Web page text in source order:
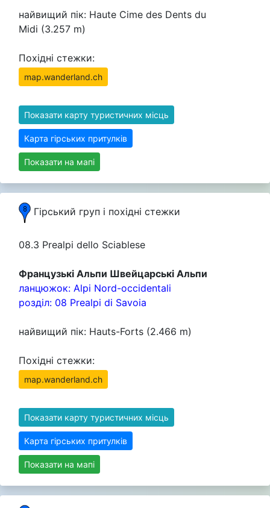
найвищий пік: Haute Cime des Dents du
Midi (3.257 m)
Похідні стежки:
map.wanderland.ch
Показати карту туристичних місць
Карта гірських притулків
Показати на мапі
Гірський груп i похідні стежки
08.3 Prealpi dello Sciablese
Французькі Альпи Швейцарські Альпи
ланцюжок: Alpi Nord-occidentali
розділ: 08 Prealpi di Savoia
найвищий пік: Hauts-Forts (2.466 m)
Похідні стежки:
map.wanderland.ch
Показати карту туристичних місць
Карта гірських притулків
Показати на мапі